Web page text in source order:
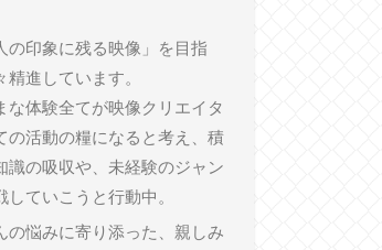
の印象に残る映像」を目指
精進しています。
な体験全てが映像クリエイタ
の活動の糧になると考え、積
識の吸収や、未経験のジャン
していこうと行動中。
の悩みに寄り添った、親しみ